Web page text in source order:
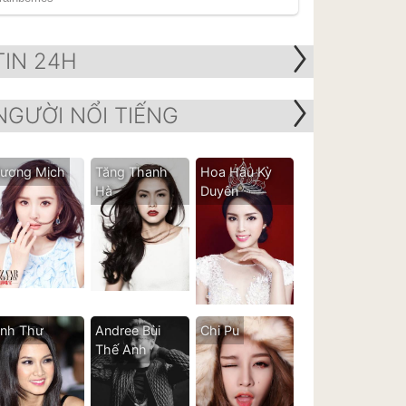
24H
NỔI TIẾNG
Mịch
Tăng Thanh
Hà
Hoa Hậu Kỳ
Duyên
Thư
Andree Bùi
Thế Anh
Chi Pu